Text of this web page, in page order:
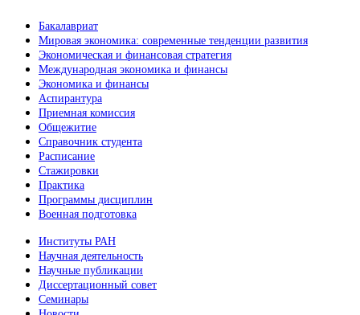
Бакалавриат
Мировая экономика: современные тенденции развития
Экономическая и финансовая стратегия
Международная экономика и финансы
Экономика и финансы
Аспирантура
Приемная комиссия
Общежитие
Справочник студента
Расписание
Стажировки
Практика
Программы дисциплин
Военная подготовка
Институты РАН
Научная деятельность
Научные публикации
Диссертационный совет
Семинары